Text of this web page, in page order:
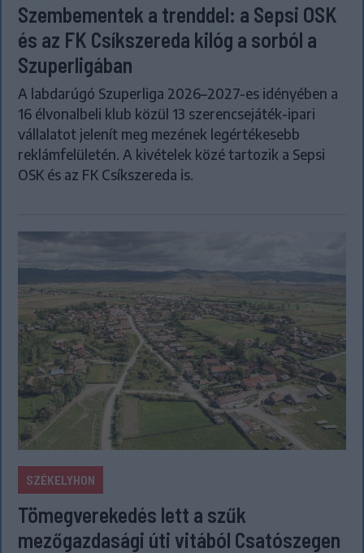
Szembementek a trenddel: a Sepsi OSK
és az FK Csíkszereda kilóg a sorból a
Szuperligában
A labdarúgó Szuperliga 2026–2027-es idényében a
16 élvonalbeli klub közül 13 szerencsejáték-ipari
vállalatot jelenít meg mezének legértékesebb
reklámfelületén. A kivételek közé tartozik a Sepsi
OSK és az FK Csíkszereda is.
SZÉKELYHON
Tömegverekedés lett a szűk
mezőgazdasági úti vitából Csatószegen